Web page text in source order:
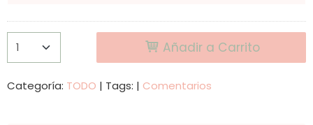
Añadir a Carrito
Categoría: TODO | Tags: | Comentarios